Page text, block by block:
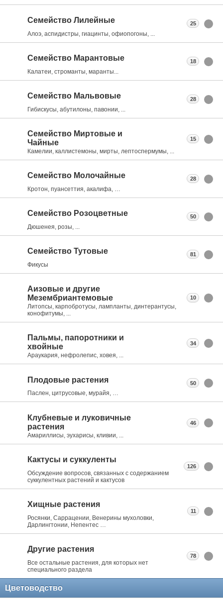
Семейство Лилейные
Алоэ, аспидистры, гиацинты, офиопогоны, ...
25
Семейство Марантовые
Калатеи, строманты, маранты...
18
Семейство Мальвовые
Гибискусы, абутилоны, павонии, ...
28
Семейство Миртовые и
Чайные
Камелии, каллистемоны, мирты, лептоспермумы, ...
15
Семейство Молочайные
Кротон, пуансеттия, акалифа, …
28
Семейство Розоцветные
Дюшенея, розы, ...
50
Семейство Тутовые
Фикусы
81
Аизовые и другие
Мезембриантемовые
Литопсы, карпобротусы, лампланты, динтерантусы,
конофитумы, ...
10
Пальмы, папоротники и
хвойные
Араукария, нефролепис, ховея, ...
34
Плодовые растения
Паслен, цитрусовые, мурайя, …
50
Клубневые и луковичные
растения
Амариллисы, эухарисы, кливии, ...
46
Кактусы и суккуленты
Обсуждение вопросов, связанных с содержанием
суккулентных растений и кактусов
126
Хищные растения
Росянки, Саррацении, Венерины мухоловки,
Дарлингтонии, Непентес …
11
Другие растения
Все остальные растения, для которых нет
специального раздела
78
Цветоводство